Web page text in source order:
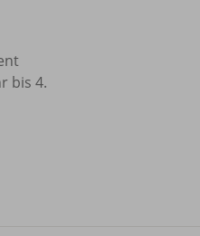
bis 4.